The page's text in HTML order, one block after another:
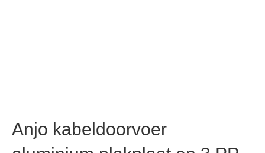
Anjo kabeldoorvoer